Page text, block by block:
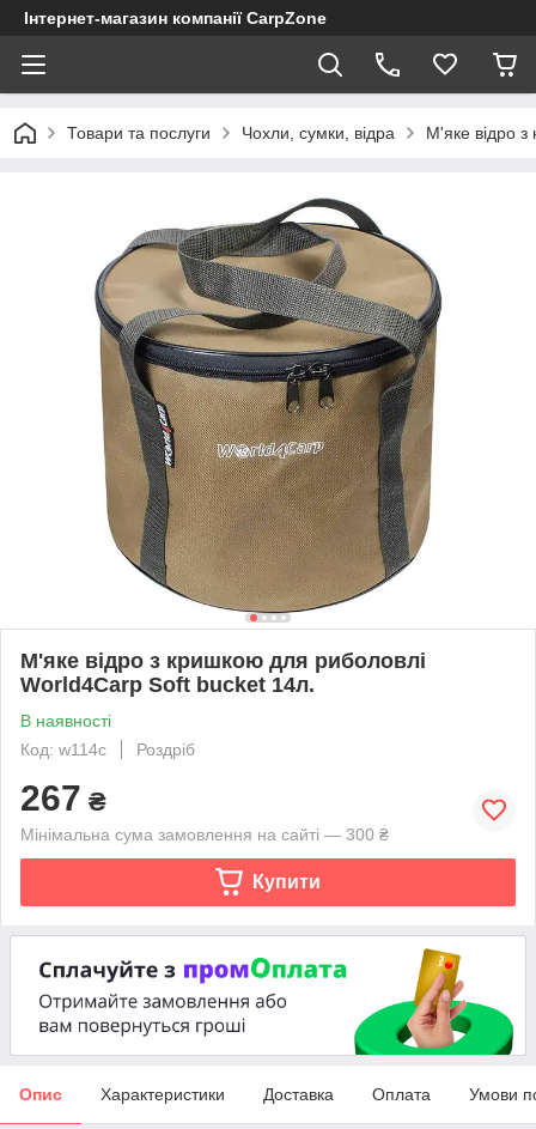
Інтернет-магазин компанії CarpZone
Товари та послуги Чохли, сумки, відра М'яке відро
М'яке відро з кришкою для риболовлі
World4Carp Soft bucket 14л.
В наявності
Код: w114c
Роздріб
267 ₴
Мінімальна сума замовлення на сайті — 300 ₴
Купити
Опис Характеристики Доставка Оплата Умови